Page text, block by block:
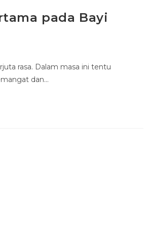
pada Bayi
rasa. Dalam masa ini tentu
dan…